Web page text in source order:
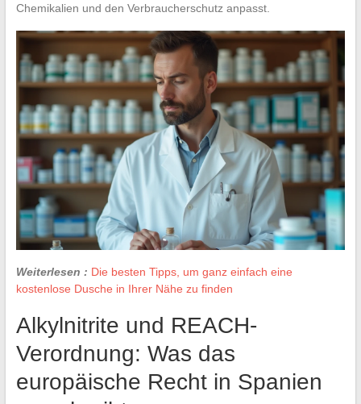
Chemikalien und den Verbraucherschutz anpasst.
Weiterlesen : Die besten Tipps, um ganz einfach eine
kostenlose Dusche in Ihrer Nähe zu finden
Alkylnitrite und REACH-
Verordnung: Was das
europäische Recht in Spanien